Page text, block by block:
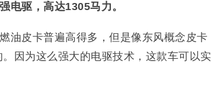
电驱，高达1305马力。
油皮卡普遍高得多，但是像东风概念皮卡
因为这么强大的电驱技术，这款车可以实